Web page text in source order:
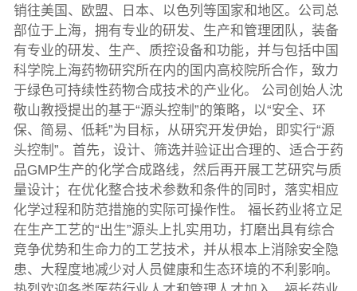
销往美国、欧盟、日本、以色列等国家和地区。公司总
部位于上海，拥有专业的研发、生产和管理团队，装备
有专业的研发、生产、质控设备和功能，并与包括中国
科学院上海药物研究所在内的国内高校院所合作，致力
于绿色可持续性药物合成技术的产业化。 公司创始人沈
敬山教授提出的基于“源头控制”的策略，以“安全、环
保、简易、低耗”为目标，从研究开发伊始，即实行“源
头控制”。首先，设计、筛选并验证出合理的、适合于药
品GMP生产的化学合成路线，然后再开展工艺研究与质
量设计；在优化整合技术参数和条件的同时，落实相应
化学过程和防范措施的实际可操作性。 福长药业将立足
在生产工艺的“出生”源头上扎实用功，打磨出具有综合
竞争优势和生命力的工艺技术，并从根本上消除安全隐
患、大程度地减少对人员健康和生态环境的不利影响。